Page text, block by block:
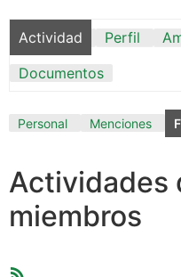
Actividad Perfil
Documentos
Personal Menciones
Actividades
miembros